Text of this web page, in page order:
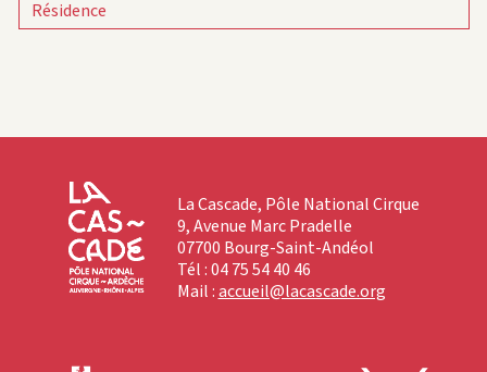
Résidence
La Cascade, Pôle National Cirque
9, Avenue Marc Pradelle
07700 Bourg-Saint-Andéol
Tél : 04 75 54 40 46
Mail :accueil@lacascade.org